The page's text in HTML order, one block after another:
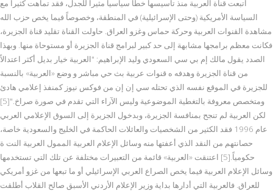
اتبعت قناة العربية منذ تأسيسها خطاً سياسيا مثيرا للجدل، فقد تماهت كثيراً مع
السياسة الأمريكية (وحتى الإسرائيلية) في المنطقة، وخصوصاً فيما يخص حزب الله
مشاهدة القنوات العربية وحركة حماس وغزو العراق. حاولت القناة تقليد قناة الجزيرة،
فكانت معظم برامجها مشابهة إلى حد كبير لبرامج قناة الجزيرة أو مستوحاة منها. وبهذا
الصدد يقول مالك إم بي سي السعودي وليد الإبراهيم: "العربية خيار بديل أكثر اعتدالاً
من قناة الجزيرة وهدفه ه قنوات عربية بث حي مباشر و وضع «العربية» بالنسبة
للجزيرة في الموقع نفسه الذي تحتله سي إن إن من فوكس نيوز كمنفذ إعلامي هادئ
ومتخصص معروفة بالتغطية الموضوعية وليس الآراء التي تقدم في صورة صراخ."[5]
لكن العربية لم تنجح بمنافسة الجزيرة، وبدخول الجزيرة إلى السوق الإعلامي العربي
عام 1996 فقد الكثير من الشخصيات والعائلات الحاكمة في الخليج والسعودية خاصة،
حصانتهم من النقد الذي أعفتها منه وسائل الإعلام العربية الممول العربية النت ة
حكومياً.[5] اعتنقت «العربية» قائمة من التعبيرات مختلفة عن تلك التي تستخدمها
وسائل الإعلام العربية فيما يخص الصراع العربي الإسرائيلي أو ما تبعها من غزو أمريكي
للعراق. فالعربية التي أدارها بداية وزير الإعلام الأردني الأسبق صالح القلاب أطلقت